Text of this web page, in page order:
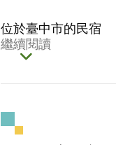
位於臺中市的民宿
繼續閱讀